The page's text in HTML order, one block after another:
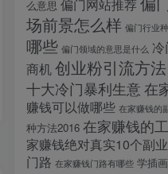
么意思 偏门网站推荐
场前景怎么样 偏门行业
哪些 偏门领域的意思是什么
商机创业粉引流方法
十大冷门暴利生意 在
赚钱可以做哪些 在家赚钱的
种方法2016 在家赚钱的
家赚钱绝对真实10个副
门路 在家赚钱门路有哪些 学插